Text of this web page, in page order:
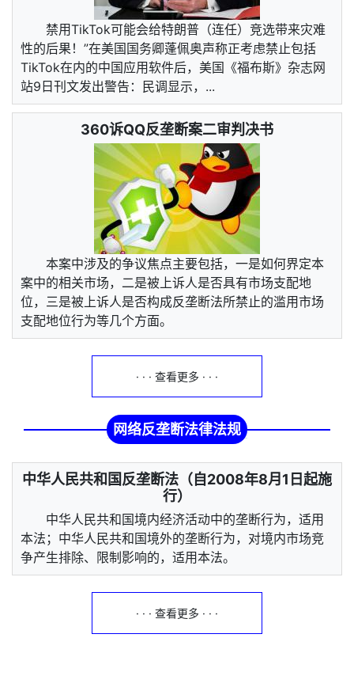
禁用TikTok可能会给特朗普（连任）竞选带来灾难
性的后果！”在美国国务卿蓬佩奥声称正考虑禁止包括
TikTok在内的中国应用软件后，美国《福布斯》杂志网
站9日刊文发出警告：民调显示，...
360诉QQ反垄断案二审判决书
本案中涉及的争议焦点主要包括，一是如何界定本
案中的相关市场，二是被上诉人是否具有市场支配地
位，三是被上诉人是否构成反垄断法所禁止的滥用市场
支配地位行为等几个方面。
· · · 查看更多 · · ·
网络反垄断法律法规
中华人民共和国反垄断法（自2008年8月1日起施
行）
中华人民共和国境内经济活动中的垄断行为，适用
本法；中华人民共和国境外的垄断行为，对境内市场竞
争产生排除、限制影响的，适用本法。
· · · 查看更多 · · ·